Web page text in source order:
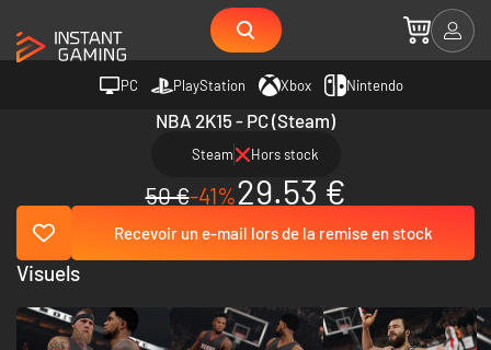
PC PlayStation Xbox Nintendo
NBA 2K15 - PC (Steam)
Steam Hors stock
50 €-41%29.53 €
Recevoir un e-mail lors de la remise en stock
Visuels